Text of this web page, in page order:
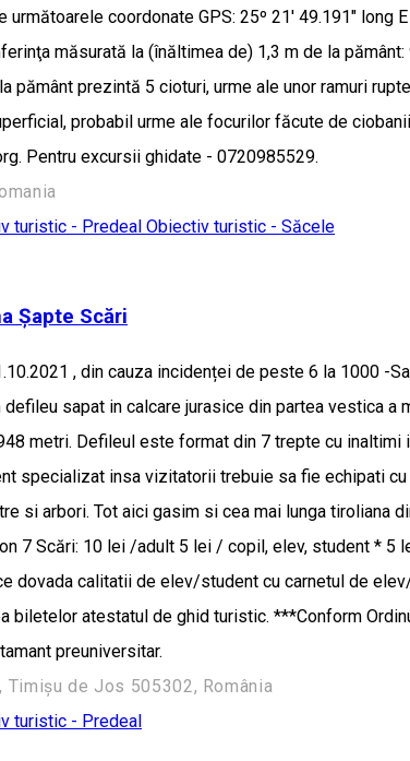
următoarele coordonate GPS: 25º 21' 49.191"
măsurată la (înăltimea de) 1,3 m de la
pământ prezintă 5 cioturi, urme ale unor ramuri
probabil urme ale focurilor făcute de
Pentru excursii ghidate - 0720985529.
turistic - Predeal Obiectiv turistic - Săcele
Șapte Scări
, din cauza incidenței de peste 6 la 1000 -
defileu sapat in calcare jurasice din partea vestica
metri. Defileul este format din 7 trepte cu
specializat insa vizitatorii trebuie sa fie echipati
si arbori. Tot aici gasim si cea mai lunga
7 Scări: 10 lei /adult 5 lei / copil, elev, student *
dovada calitatii de elev/student cu carnetul de
biletelor atestatul de ghid turistic. ***Conform
preuniversitar.
Timișu de Jos 505302, România
turistic - Predeal